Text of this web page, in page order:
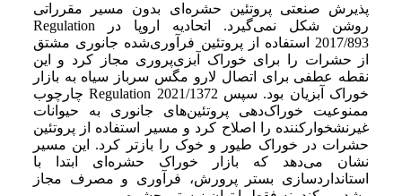
پذیرش صنعتی پروتئین حشره‌ای بدون مسیر مقرراتی
روشن شکل نمی‌گیرد. اتحادیه اروپا در Regulation
2017/893 استفاده از پروتئین فرآوری‌شده جانوری مشتق
از حشرات را برای خوراک آبزی‌پروری مجاز کرد و این
نقطه عطفی برای اتصال لارو مگس سرباز سیاه به بازار
خوراک آبزیان بود. سپس Regulation 2021/1372 چارچوب
ممنوعیت خوراک‌دهی پروتئین‌های جانوری به حیوانات
غیرنشخوارکننده را اصلاح کرد و مسیر استفاده از پروتئین
حشرات در خوراک طیور و خوک را بازتر کرد. این مسیر
نشان می‌دهد که بازار خوراک حشره‌ای ابتدا با
استانداردسازی بستر پرورش، فرآوری و مصرف مجاز